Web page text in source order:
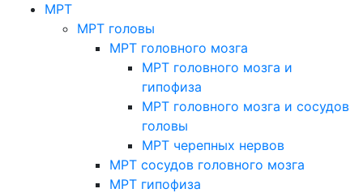
МРТ
МРТ головы
МРТ головного мозга
МРТ головного мозга и
гипофиза
МРТ головного мозга и сосудов
головы
МРТ черепных нервов
МРТ сосудов головного мозга
МРТ гипофиза